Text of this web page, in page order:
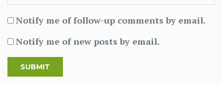
Notify me of follow-up comments by email.
Notify me of new posts by email.